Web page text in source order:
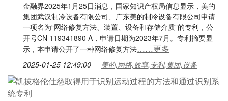
金融界2025年1月25日消息，国家知识产权局信息显示，美的
集团武汉制冷设备有限公司、广东美的制冷设备有限公司申请
一项名为“网络修复方法、装置、设备和存储介质”的专利，公
开号CN 119341890 A，申请日期为2023年7月。专利摘要显
示，本申请公开了一种网络修复方法……更多
2025-01-25 12:49:00 美的,网络,效率,专利,集团,设备